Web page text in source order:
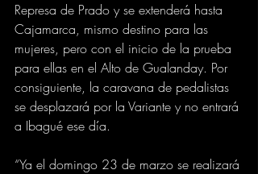
Represa de Prado y se extenderá hasta
Cajamarca, mismo destino para las
mujeres, pero con el inicio de la prueba
para ellas en el Alto de Gualanday. Por
consiguiente, la caravana de pedalistas
se desplazará por la Variante y no entrará
a Ibagué ese día.
“Ya el domingo 23 de marzo se realizará